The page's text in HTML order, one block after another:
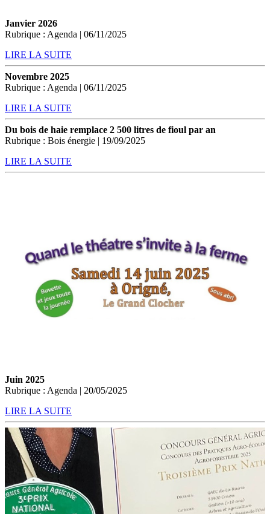
Janvier 2026
Rubrique : Agenda | 06/11/2025
LIRE LA SUITE
Novembre 2025
Rubrique : Agenda | 06/11/2025
LIRE LA SUITE
Du bois de haie remplace 2 500 litres de fioul par an
Rubrique : Bois énergie | 19/09/2025
LIRE LA SUITE
Juin 2025
Rubrique : Agenda | 20/05/2025
LIRE LA SUITE